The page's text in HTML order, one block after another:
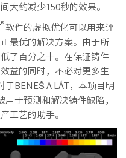
大约减少150秒的效果。
® 软件的虚拟优化可以用来评
最优的解决方案。由于所
了百分之十。在保证铸件
益的同时，不必对更多生
BENEŠ A LÁT，本项目明
用于预测和解决铸件缺陷，
工艺的助手。